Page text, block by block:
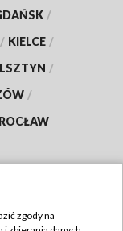
/
/ KIELCE /
/
/
zgody na